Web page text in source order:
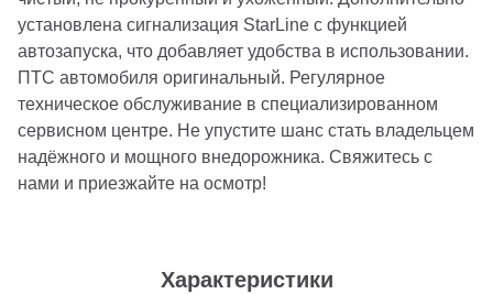
Характеристики
установлена сигнализация StarLine с функцией
автозапуска, что добавляет удобства в использовании.
ПТС автомобиля оригинальный. Регулярное
техническое обслуживание в специализированном
сервисном центре. Не упустите шанс стать владельцем
надёжного и мощного внедорожника. Свяжитесь с
нами и приезжайте на осмотр!